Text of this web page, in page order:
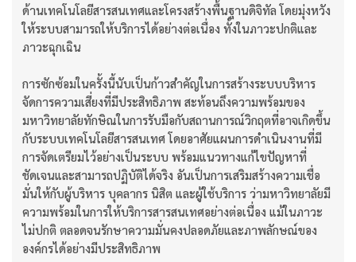
ด้านเทคโนโลยีสารสนเทศและโครงสร้างพื้นฐานดิจิทัล โดยมุ่งหวัง
ให้ระบบสามารถให้บริการได้อย่างต่อเนื่อง ทั้งในภาวะปกติและ
ภาวะฉุกเฉิน
การซักซ้อมในครั้งนี้นับเป็นก้าวสำคัญในการสร้างระบบบริหาร
จัดการความเสี่ยงที่มีประสิทธิภาพ สะท้อนถึงความพร้อมของ
มหาวิทยาลัยทักษิณในการรับมือกับสถานการณ์วิกฤตที่อาจเกิดขึ้น
กับระบบเทคโนโลยีสารสนเทศ โดยอาศัยแผนการดำเนินงานที่มี
การจัดเตรียมไว้อย่างเป็นระบบ พร้อมแนวทางแก้ไขปัญหาที่
ชัดเจนและสามารถปฏิบัติได้จริง อันเป็นการเสริมสร้างความเชื่อ
มั่นให้กับผู้บริหาร บุคลากร นิสิต และผู้ใช้บริการ ว่ามหาวิทยาลัยมี
ความพร้อมในการให้บริการสารสนเทศอย่างต่อเนื่อง แม้ในภาวะ
ไม่ปกติ ตลอดจนรักษาความมั่นคงปลอดภัยและภาพลักษณ์ของ
องค์กรได้อย่างมีประสิทธิภาพ